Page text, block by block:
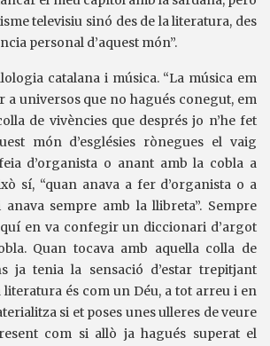
televisiu sinó des de la literatura, des
personal d’aquest món”.
catalana i música. “La música em
a universos que no hagués conegut, em
de vivències que després jo n’he fet
món d’esglésies rònegues el vaig
d’organista o anant amb la cobla a
sí, “quan anava a fer d’organista o a
sempre amb la llibreta”. Sempre
en va confegir un diccionari d’argot
Quan tocava amb aquella colla de
ja tenia la sensació d’estar trepitjant
literatura és com un Déu, a tot arreu i en
si et poses unes ulleres de veure
com si allò ja hagués superat el